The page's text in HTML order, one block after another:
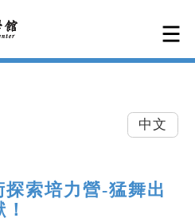
中文
索培力營-猛舞出